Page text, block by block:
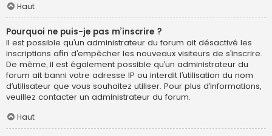
Haut
Pourquoi ne puis-je pas m’inscrire ?
Il est possible qu’un administrateur du forum ait désactivé les
inscriptions afin d’empêcher les nouveaux visiteurs de s’inscrire.
De même, il est également possible qu’un administrateur du
forum ait banni votre adresse IP ou interdit l’utilisation du nom
d’utilisateur que vous souhaitez utiliser. Pour plus d’informations,
veuillez contacter un administrateur du forum.
Haut